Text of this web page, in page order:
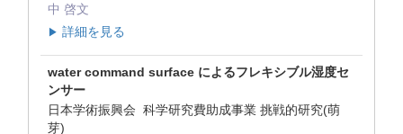
中 啓文
▶ 詳細を見る
water command surface によるフレキシブル湿度セ
ンサー
日本学術振興会 科学研究費助成事業 挑戦的研究(萌
芽)